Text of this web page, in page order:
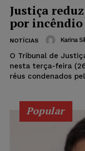
Justiça
por incêndio
NOTÍCIAS Karina
O Tribunal de
nesta terça-feira
réus condenados
Popular